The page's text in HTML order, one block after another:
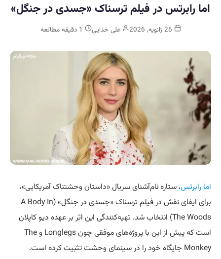
اما رابرتس در فیلم ترسناک «جسدی در جنگل»
علی خدایی
اما رابرتس، ستاره‌ نام‌آشنای سریال «داستان وحشتناک آمریکایی»،
برای ایفای نقش در فیلم ترسناک «جسدی در جنگل» (A Body In
The Woods) انتخاب شد.
تهیه‌کنندگی این اثر بر عهده دیو کاپلان
است که پیش از این با پروژه‌های موفقی چون Longlegs و The
Monkey جایگاه خود را در سینمای وحشت تثبیت کرده است.